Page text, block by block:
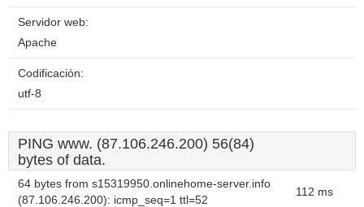
Servidor web:
Apache
Codificación:
utf-8
PING www. (87.106.246.200) 56(84)
bytes of data.
64 bytes from s15319950.onlinehome-server.info
(87.106.246.200): icmp_seq=1 ttl=52
112 ms